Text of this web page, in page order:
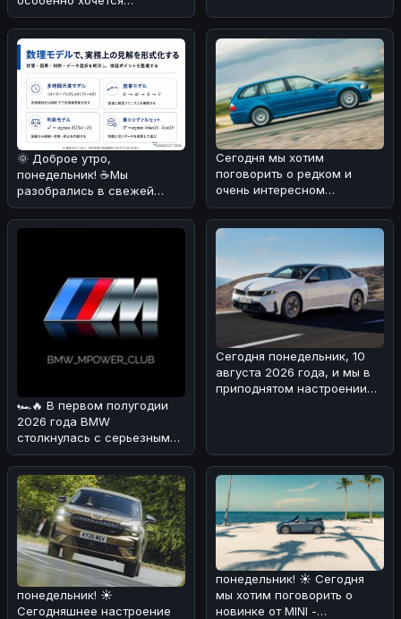
поговорить о чём-то
интересном и не
🌞 Доброе утро,
понедельник! ☕️Мы
разобрались в свежей
новости от японской
компании CONEE, которая п
Сегодня мы хотим
поговорить о редком и
очень интересном
автомобиле - E46 M3
Touring 🏎. Редакция раз
🏎🔥 В первом полугодии
2026 года BMW
столкнулась с серьезными
вызовами на китайском
рынке и усилени
Сегодня понедельник, 10
августа 2026 года, и мы в
приподнятом настроении
понедельник! ☀️
Сегодняшнее настроение
понедельник! ☀️ Сегодня
мы хотим поговорить о
новинке от MINI -